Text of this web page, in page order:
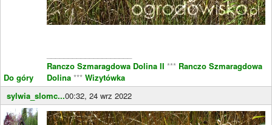
Do góry
Ranczo Szmaragdowa Dolina II *** Ranczo Szmaragdowa
Dolina *** Wizytówka
sylwia_slomc...00:32, 24 wrz 2022